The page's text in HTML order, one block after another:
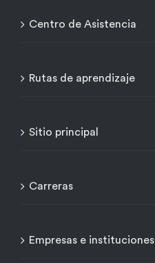
Centro de Asistencia
Rutas de aprendizaje
Sitio principal
Carreras
Empresas e instituciones